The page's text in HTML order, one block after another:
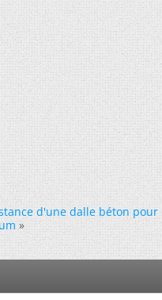
d'une dalle béton pour
»